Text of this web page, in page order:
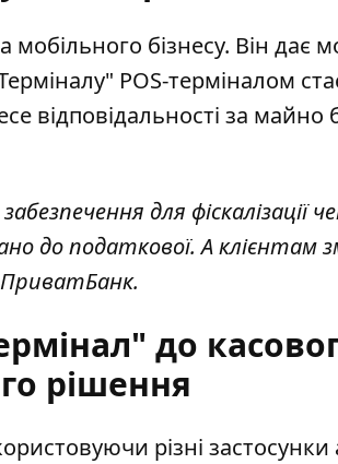
мобільного бізнесу. Він дає
POS-терміналом
відповідальності за майно
для фіскалізації
до податкової. А клієнтам
до
рішення
різні застосунки